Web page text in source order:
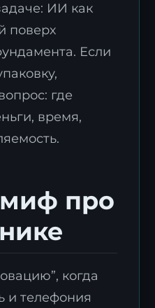
ИИ как
поверх
Если
где
время,
про
когда
и телефония